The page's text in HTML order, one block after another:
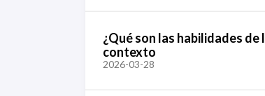
¿Qué son las habilidades
contexto
2026-03-28